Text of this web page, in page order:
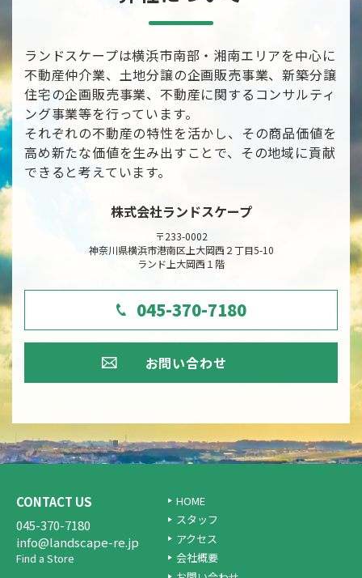
ランドスケープは横浜市南部・湘南エリアを中心に
不動産仲介業、土地分譲の企画販売事業、新築分譲
住宅の企画販売事業、不動産に関するコンサルティ
ング事業等を行っています。
それぞれの不動産の特性を活かし、その商品価値を
高め新たな価値を生み出すことで、その地域に貢献
できると考えています。
株式会社ランドスケープ
〒233-0002
神奈川県横浜市港南区上大岡西２丁目5-10
ランド上大岡西１階
045-370-7180
お問い合わせ
CONTACT US
045-370-7180
info@landscape-re.jp
Find a Store
HOME
スタッフ
アクセス
会社概要